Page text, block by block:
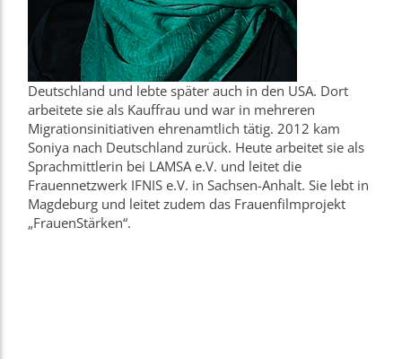
Deutschland und lebte später auch in den USA. Dort
arbeitete sie als Kauffrau und war in mehreren
Migrationsinitiativen ehrenamtlich tätig. 2012 kam
Soniya nach Deutschland zurück. Heute arbeitet sie als
Sprachmittlerin bei LAMSA e.V. und leitet die
Frauennetzwerk IFNIS e.V. in Sachsen-Anhalt. Sie lebt in
Magdeburg und leitet zudem das Frauenfilmprojekt
„FrauenStärken“.